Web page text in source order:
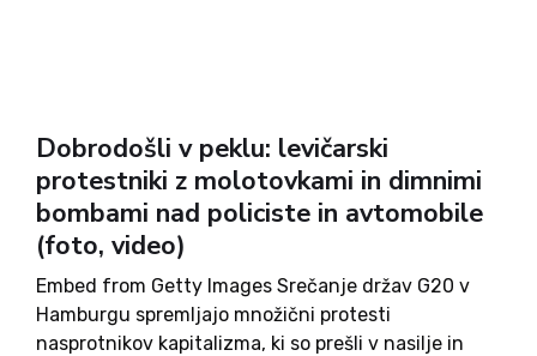
Dobrodošli v peklu: levičarski
protestniki z molotovkami in dimnimi
bombami nad policiste in avtomobile
(foto, video)
Embed from Getty Images Srečanje držav G20 v
Hamburgu spremljajo množični protesti
nasprotnikov kapitalizma, ki so prešli v nasilje in